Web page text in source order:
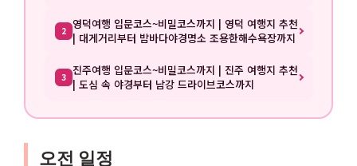
2 영덕여행 입문코스~비밀코스까지 | 영덕 여행지 추천
| 대게거리부터 밤바다야경명소 조용한해수욕장까지
3 진주여행 입문코스~비밀코스까지 | 진주 여행지 추천
| 도심 속 야경부터 남강 드라이브코스까지
오전 일정